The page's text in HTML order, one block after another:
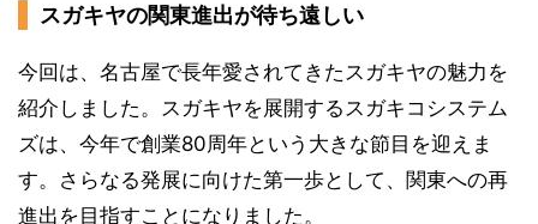
スガキヤの関東進出が待ち遠しい
今回は、名古屋で長年愛されてきたスガキヤの魅力を
紹介しました。スガキヤを展開するスガキコシステム
ズは、今年で創業80周年という大きな節目を迎えま
す。さらなる発展に向けた第一歩として、関東への再
進出を目指すことになりました。